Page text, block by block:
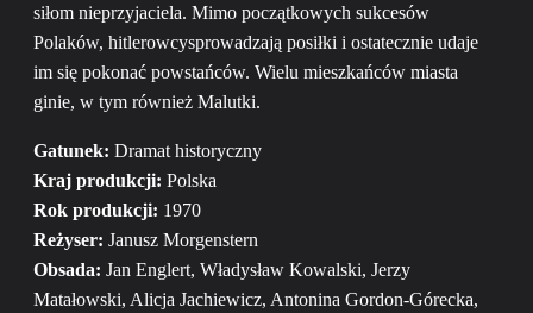
siłom nieprzyjaciela. Mimo początkowych sukcesów
Polaków, hitlerowcysprowadzają posiłki i ostatecznie udaje
im się pokonać powstańców. Wielu mieszkańców miasta
ginie, w tym również Malutki.
Gatunek: Dramat historyczny
Kraj produkcji: Polska
Rok produkcji: 1970
Reżyser: Janusz Morgenstern
Obsada: Jan Englert, Władysław Kowalski, Jerzy
Matałowski, Alicja Jachiewicz, Antonina Gordon-Górecka,